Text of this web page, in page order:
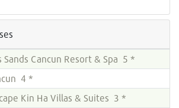
Sands Cancun Resort & Spa 5 *
4 *
Kin Ha Villas & Suites 3 *